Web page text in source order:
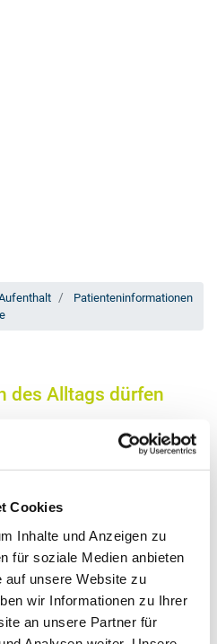
Cookies
Inhalte und Anzeigen zu
für soziale Medien anbieten
auf unsere Website zu
wir Informationen zu Ihrer
an unsere Partner für
Patienteninformationen
des Alltags dürfen
Klinikum soll es
sollte dies dennoch der
Patienten einige
Sie haben
einzupacken oder Sie
noch eine kleine